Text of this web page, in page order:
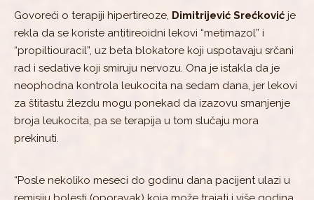
Govoreći o terapiji hipertireoze, Dimitrijević Srećković je
rekla da se koriste antitireoidni lekovi “metimazol” i
“propiltiouracil”, uz beta blokatore koji uspotavaju srčani
rad i sedative koji smiruju nervozu. Ona je istakla da je
neophodna kontrola leukocita na sedam dana, jer lekovi
za štitastu žlezdu mogu ponekad da izazovu smanjenje
broja leukocita, pa se terapija u tom slučaju mora
prekinuti.
“Posle nekoliko meseci do godinu dana pacijent ulazi u